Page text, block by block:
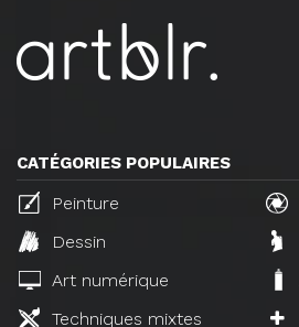
CATÉGORIES POPULAIRES
Peinture
Dessin
Art numérique
Techniques mixtes